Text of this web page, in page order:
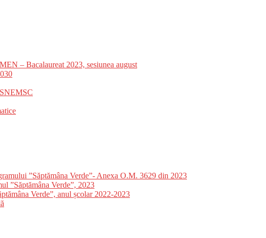
– Bacalaureat 2023, sesiunea august
”Săptămâna Verde”- Anexa O.M. 3629 din 2023
”Săptămâna Verde”, 2023
Verde”, anul școlar 2022-2023